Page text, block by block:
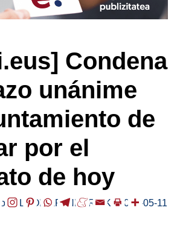
Condena
unánime
de
por el
de hoy
/ELGOIBAR,HERRIAK /2019-05-11